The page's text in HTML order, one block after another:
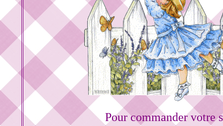
Pour commander votre